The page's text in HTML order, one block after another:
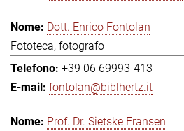
Dott. Enrico Fontolan
Fototeca, fotografo
+39 06 69993-413
fontolan@biblhertz.it
Prof. Dr. Sietske Fransen